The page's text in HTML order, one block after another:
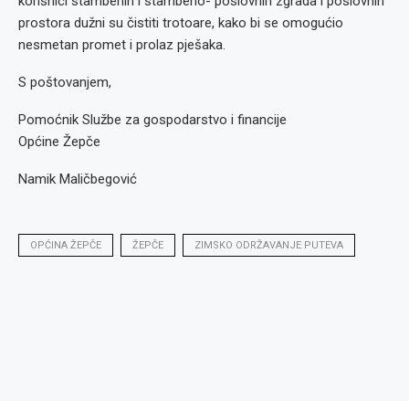
prostora dužni su čistiti trotoare, kako bi se omogućio
nesmetan promet i prolaz pješaka.
S poštovanjem,
Pomoćnik Službe za gospodarstvo i financije
Općine Žepče
Namik Maličbegović
OPĆINA ŽEPČE ŽEPČE ZIMSKO ODRŽAVANJE PUTEVA